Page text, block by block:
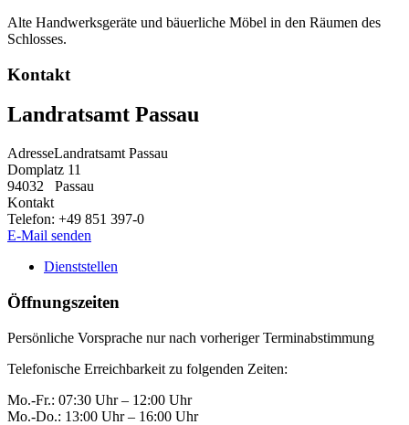
Alte Handwerksgeräte und bäuerliche Möbel in den Räumen des
Schlosses.
Kontakt
Landratsamt Passau
AdresseLandratsamt Passau
Domplatz 11
94032
Passau
Kontakt
Telefon: +49 851 397-0
E-Mail senden
Dienststellen
Öffnungszeiten
Persönliche Vorsprache nur nach vorheriger Terminabstimmung
Telefonische Erreichbarkeit zu folgenden Zeiten:
Mo.-Fr.: 07:30 Uhr – 12:00 Uhr
Mo.-Do.: 13:00 Uhr – 16:00 Uhr